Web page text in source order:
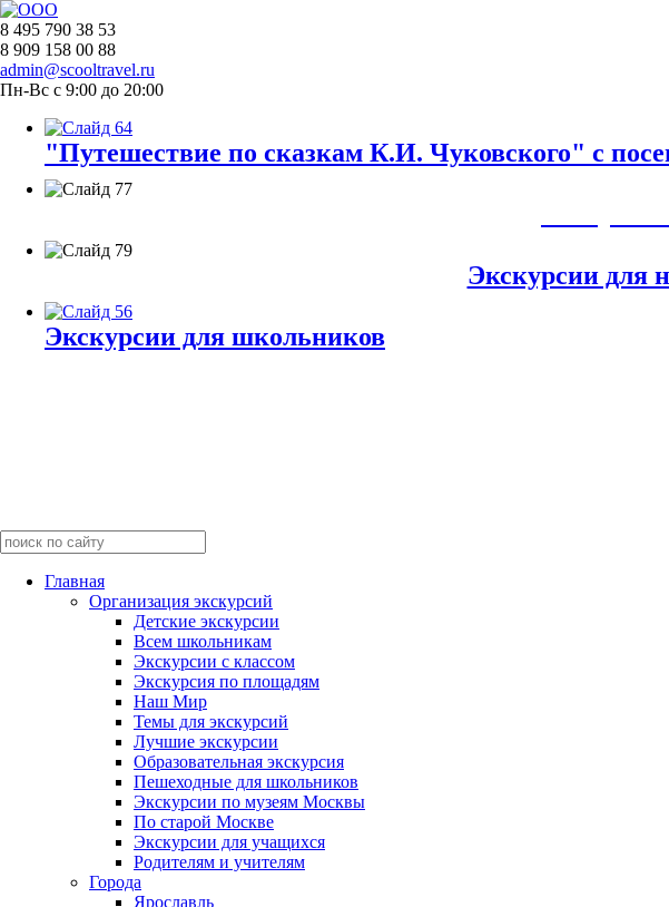
8 495 790 38 53
8 909 158 00 88
admin@scooltravel.ru
Пн-Вс с 9:00 до 20:00
"Путешествие по сказкам К.И. Чуковского" с
Экскурсии для
Экскурсии для школьников
Главная
Организация экскурсий
Детские экскурсии
Всем школьникам
Экскурсии c классом
Экскурсия по площадям
Наш Мир
Темы для экскурсий
Лучшие экскурсии
Образовательная экскурсия
Пешеходные для школьников
Экскурсии по музеям Москвы
По старой Москве
Экскурсии для учащихся
Родителям и учителям
Города
Ярославль